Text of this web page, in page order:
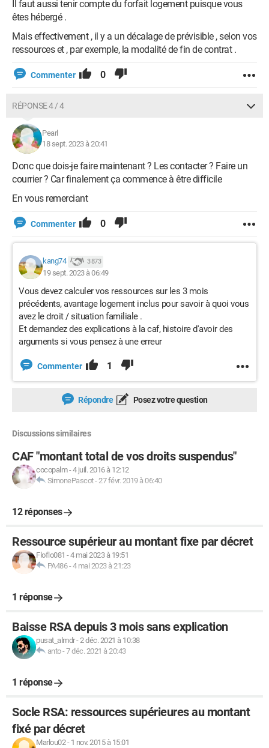
Il faut aussi tenir compte du forfait logement puisque vous
êtes hébergé .
Mais effectivement , il y a un décalage de prévisible , selon vos
ressources et , par exemple, la modalité de fin de contrat .
Commenter 0
RÉPONSE 4 / 4
Pearl
18 sept. 2023 à 20:41
Donc que dois-je faire maintenant ? Les contacter ? Faire un
courrier ? Car finalement ça commence à être difficile
En vous remerciant
Commenter 0
kang74 3 873
19 sept. 2023 à 06:49
Vous devez calculer vos ressources sur les 3 mois
précédents, avantage logement inclus pour savoir à quoi vous
avez le droit / situation familiale .
Et demandez des explications à la caf, histoire d'avoir des
arguments si vous pensez à une erreur
Commenter 1
Répondre Posez votre question
Discussions similaires
CAF "montant total de vos droits suspendus"
cocopalm-4 juil. 2016 à 12:12
SimonePascot-27 févr. 2019 à 06:40
12 réponses
Ressource supérieur au montant fixe par décret
Floflo081 -4 mai 2023 à 19:51
PA486-4 mai 2023 à 21:23
1 réponse
Baisse RSA depuis 3 mois sans explication
pusat_almdr-2 déc. 2021 à 10:38
anto-7 déc. 2021 à 20:43
1 réponse
Socle RSA: ressources supérieures au montant
fixé par décret
Marlou02- 1 nov. 2015 à 15:01